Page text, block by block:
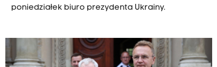
poniedziałek biuro prezydenta Ukrainy.